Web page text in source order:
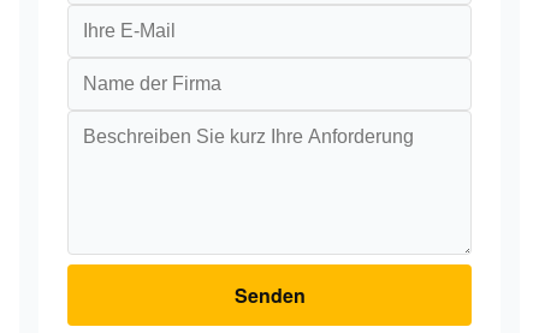
Senden